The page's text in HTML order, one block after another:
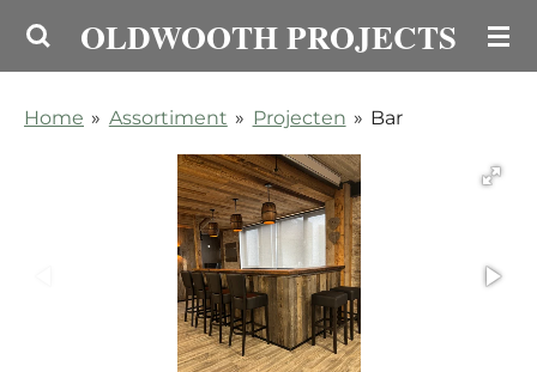
Ga
de
OLDWOOTH PROJECTS
Home » Assortiment » Projecten » Bar